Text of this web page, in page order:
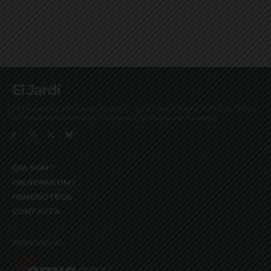
El Jardí
La Bonanova, Monterols, Galvany, Turó Parc, el Farró, el Putxet, Sarrià,
les Tres Torres, Pedralbes, Vallvidrera, les Planes i el Tibidabo
QUI SOM?
ON REPARTIM?
HEMEROTECA
CONTACTA
Associats a: